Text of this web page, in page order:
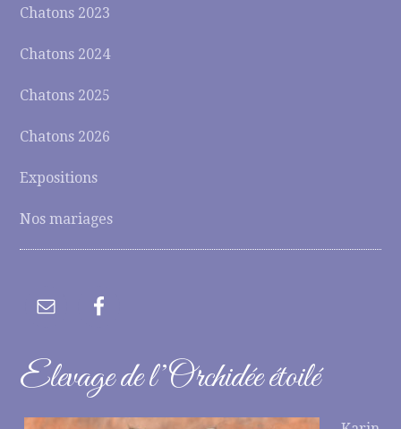
Chatons 2023
Chatons 2024
Chatons 2025
Chatons 2026
Expositions
Nos mariages
Elevage de l’Orchidée étoilé